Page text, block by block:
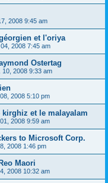
2008 9:45 am
et l'oriya
2008 7:45 am
Ostertag
10, 2008 9:33 am
2008 5:10 pm
et le malayalam
2008 9:59 am
to Microsoft Corp.
2008 1:46 pm
Maori
2008 10:32 am